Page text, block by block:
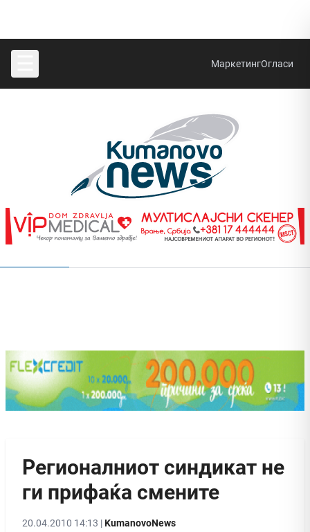
МаркетингОгласи
Регионалниот синдикат не
ги прифаќа смените
20.04.2010 14:13 |KumanovoNews